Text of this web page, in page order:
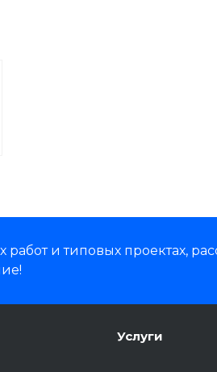
и типовых проектах,
Услуги